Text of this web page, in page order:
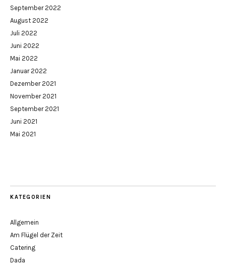
September 2022
August 2022
Juli 2022
Juni 2022
Mai 2022
Januar 2022
Dezember 2021
November 2021
September 2021
Juni 2021
Mai 2021
KATEGORIEN
Allgemein
Am Flügel der Zeit
Catering
Dada